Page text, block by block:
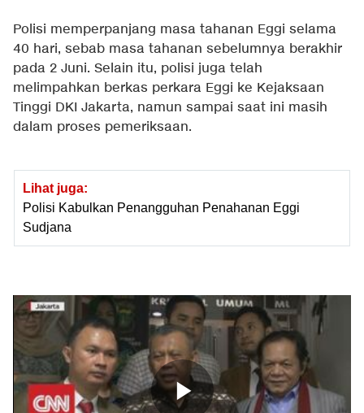
Polisi memperpanjang masa tahanan Eggi selama
40 hari, sebab masa tahanan sebelumnya berakhir
pada 2 Juni. Selain itu, polisi juga telah
melimpahkan berkas perkara Eggi ke Kejaksaan
Tinggi DKI Jakarta, namun sampai saat ini masih
dalam proses pemeriksaan.
Lihat juga:
Polisi Kabulkan Penangguhan Penahanan Eggi
Sudjana